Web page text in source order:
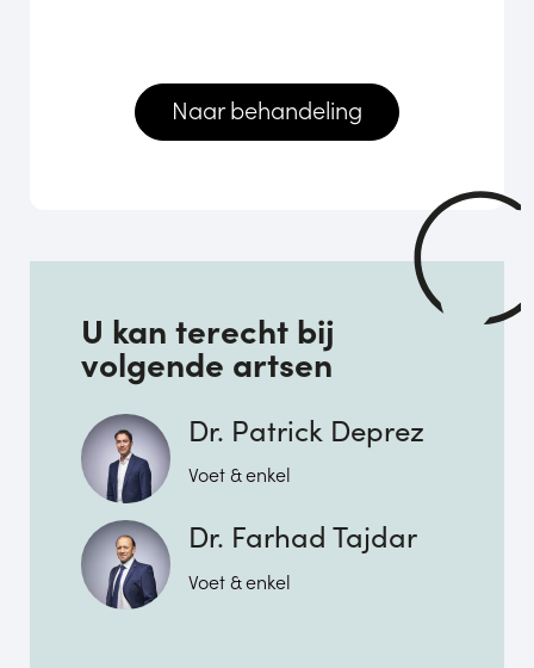
Naar behandeling
U kan terecht bij
volgende artsen
Dr. Patrick Deprez
Voet & enkel
Dr. Farhad Tajdar
Voet & enkel